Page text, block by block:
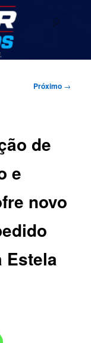
Próximo →
de
e
novo
Estela